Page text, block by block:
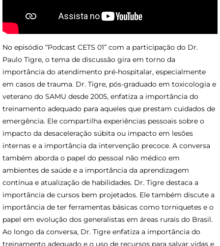
No episódio “Podcast CETS 01” com a participação do Dr.
Paulo Tigre, o tema de discussão gira em torno da
importância do atendimento pré-hospitalar, especialmente
em casos de trauma. Dr. Tigre, pós-graduado em toxicologia e
veterano do SAMU desde 2005, enfatiza a importância do
treinamento adequado para aqueles que prestam cuidados de
emergência. Ele compartilha experiências pessoais sobre o
impacto da desaceleração súbita ou impacto em lesões
internas e a importância da intervenção precoce. A conversa
também aborda o papel do pessoal não médico em
ambientes de saúde e a importância da aprendizagem
contínua e atualização de habilidades. Dr. Tigre destaca a
importância de cursos bem projetados. Ele também discute a
importância de ter ferramentas básicas como torniquetes e o
papel em evolução dos generalistas em áreas rurais do Brasil.
Ao longo da conversa, Dr. Tigre enfatiza a importância do
treinamento adequado e o uso de recursos para salvar vidas e